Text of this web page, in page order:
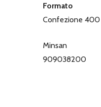
Formato
Confezione
Minsan
909038200